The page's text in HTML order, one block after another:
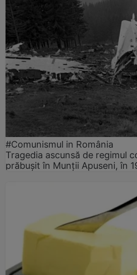
#Comunismul in România
Tragedia ascunsă de regimul
prăbușit în Munții Apuseni, în